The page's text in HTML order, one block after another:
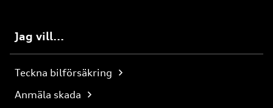
Jag vill...
Teckna bilförsäkring
Anmäla skada